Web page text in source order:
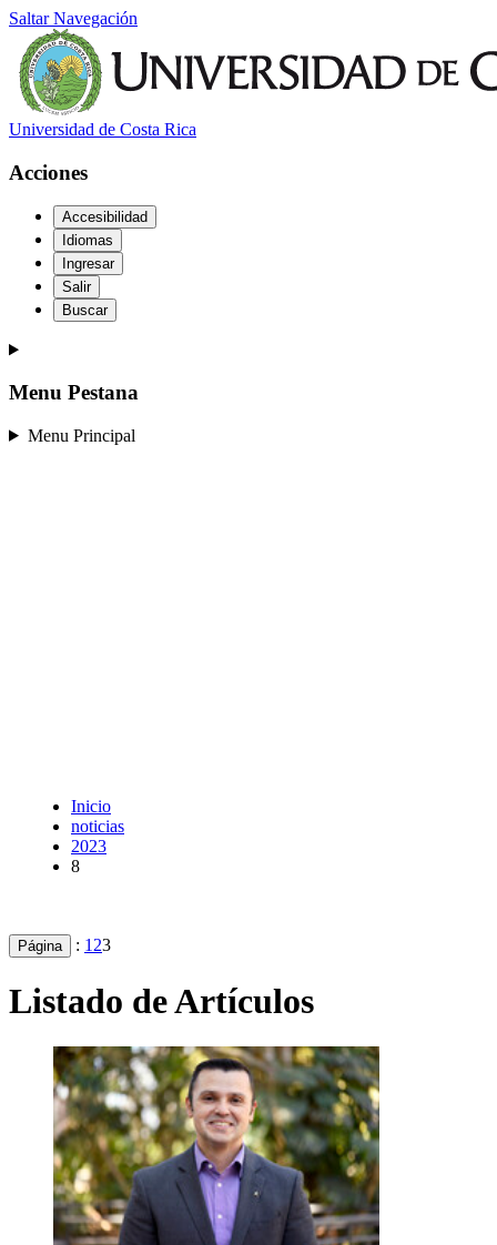
Saltar Navegación
Universidad de Costa Rica
Acciones
Accesibilidad
Idiomas
Ingresar
Salir
Buscar
Menu Pestana
Menu Principal
Inicio
noticias
2023
8
Página : 1 23
Listado de Artículos